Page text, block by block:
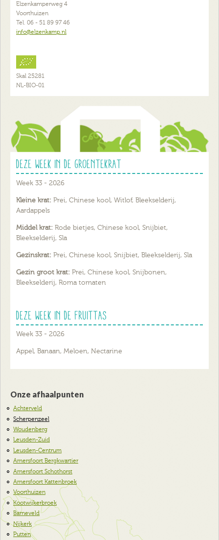
Elzenkamperweg 4
Voorthuizen
Tel. 06 - 51 89 97 46
info@elzenkamp.nl
Skal 25281
NL-BIO-01
Deze week in de groentekrat
Week 33 - 2026
Kleine krat: Prei, Chinese kool, Witlof, Bleekselderij,
Aardappels
Middel krat: Rode bietjes, Chinese kool, Snijbiet,
Bleekselderij, Sla
Gezinskrat: Prei, Chinese kool, Snijbiet, Bleekselderij, Sla
Gezin groot krat: Prei, Chinese kool, Snijbonen,
Bleekselderij, Roma tomaten
Deze week in de fruittas
Week 33 - 2026
Appel, Banaan, Meloen, Nectarine
Onze afhaalpunten
Achterveld
Scherpenzeel
Woudenberg
Leusden-Zuid
Leusden-Centrum
Amersfoort Bergkwartier
Amersfoort Schothorst
Amersfoort Kattenbroek
Voorthuizen
Kootwijkerbroek
Barneveld
Nijkerk
Putten